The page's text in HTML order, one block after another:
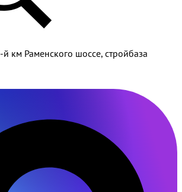
км Раменского шоссе, стройбаза